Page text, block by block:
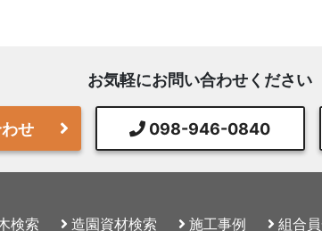
お気軽にお問い合わせください
せ 098-946-0840
検索 造園資材検索 施工事例 組合